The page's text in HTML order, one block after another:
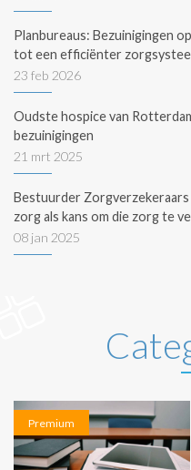
Planbureaus: Bezuinigingen
tot een efficiënter
23 feb 2026
Oudste hospice van
bezuinigingen
21 mrt 2025
Bestuurder
zorg als kans om die zorg te
08 jan 2025
Premium